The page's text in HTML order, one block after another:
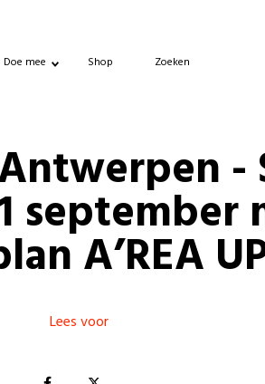
Doe mee Shop Zoeken
-
september
A’REA
Lees voor